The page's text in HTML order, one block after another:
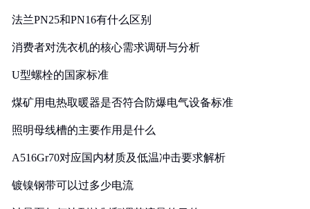
法兰PN25和PN16有什么区别
消费者对洗衣机的核心需求调研与分析
U型螺栓的国家标准
煤矿用电热取暖器是否符合防爆电气设备标准
照明母线槽的主要作用是什么
A516Gr70对应国内材质及低温冲击要求解析
镀镍钢带可以过多少电流